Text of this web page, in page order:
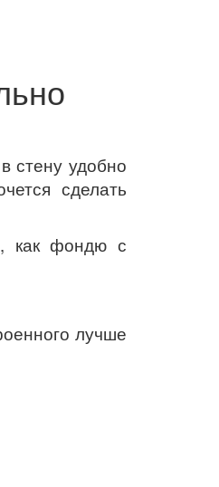
стену удобно
сделать
как фондю с
лучше